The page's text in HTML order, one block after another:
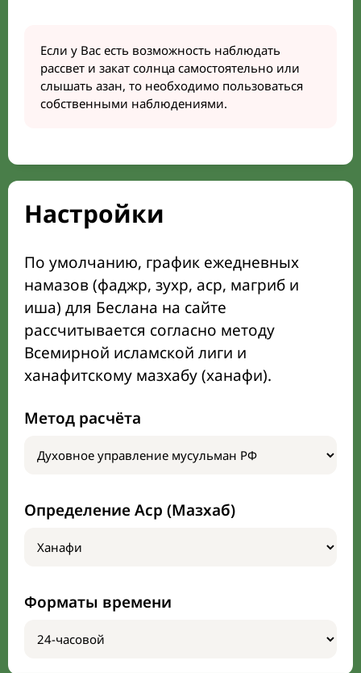
Если у Вас есть возможность наблюдать
рассвет и закат солнца самостоятельно или
слышать азан, то необходимо пользоваться
собственными наблюдениями.
Настройки
По умолчанию, график ежедневных
намазов (фаджр, зухр, аср, магриб и
иша) для Беслана на сайте
рассчитывается согласно методу
Всемирной исламской лиги и
ханафитскому мазхабу (ханафи).
Метод расчёта
Определение Аср (Мазхаб)
Форматы времени